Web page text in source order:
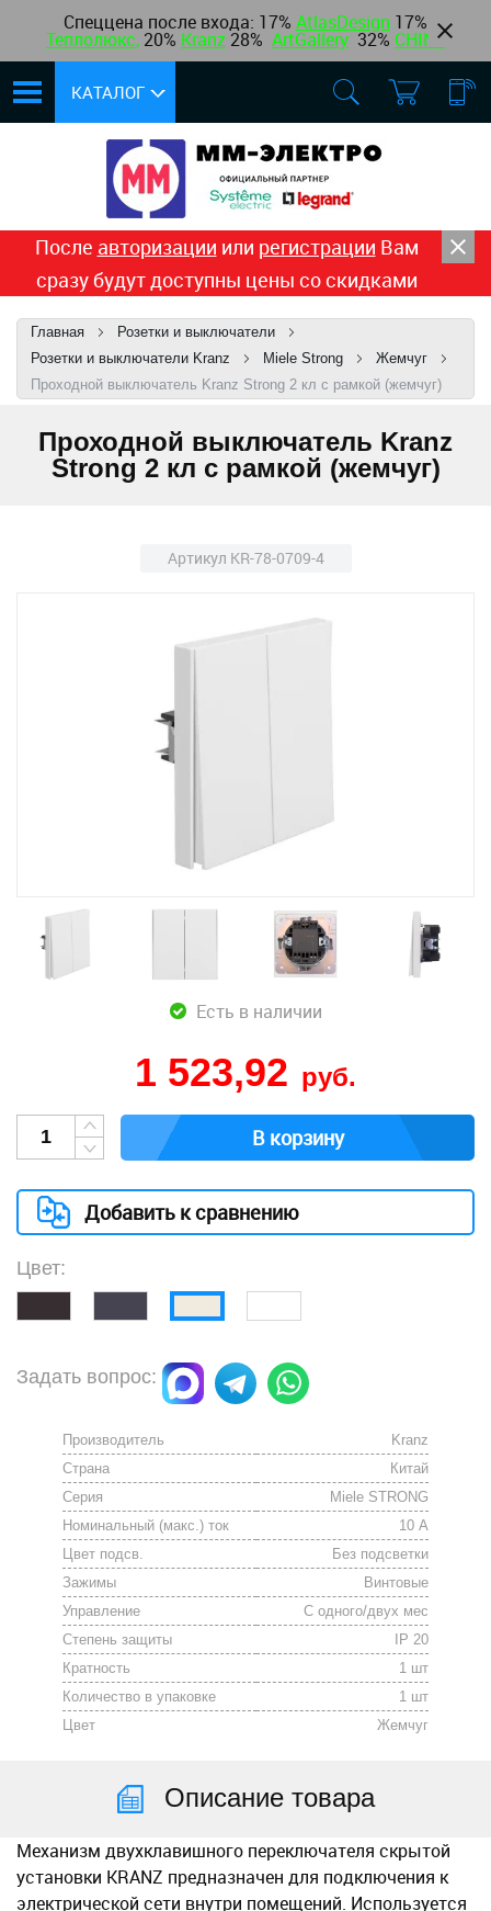
Спеццена после входа: 17% AtlasDesign 17%
Теплолюкс, 20% Kranz 28% ArtGallery 32% CHINT
КАТАЛОГ
После авторизации или регистрации Вам
сразу будут доступны цены со скидками
Главная
Розетки и выключатели
Розетки и выключатели Kranz
Miele Strong
Жемчуг
Проходной выключатель Kranz Strong 2 кл с рамкой (жемчуг)
Проходной выключатель Kranz
Strong 2 кл с рамкой (жемчуг)
Артикул KR-78-0709-4
Есть в наличии
1 523,92 руб.
В корзину
Добавить к сравнению
Цвет:
Задать вопрос:
Производитель
Kranz
Страна
Китай
Серия
Miele STRONG
Номинальный (макс.) ток
10 А
Цвет подсв.
Без подсветки
Зажимы
Винтовые
Управление
С одного/двух мес
Степень защиты
IP 20
Кратность
1 шт
Количество в упаковке
1 шт
Цвет
Жемчуг
Описание товара
Меxанизм двуxклавишного переключателя скрытой
установки KRANZ предназначен для подключения к
электрической сети внутри помещений. Используется